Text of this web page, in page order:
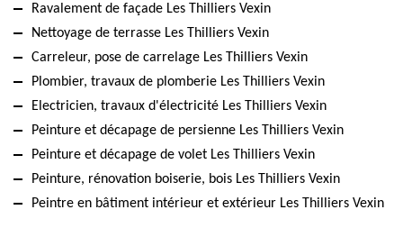
Ravalement de façade Les Thilliers Vexin
Nettoyage de terrasse Les Thilliers Vexin
Carreleur, pose de carrelage Les Thilliers Vexin
Plombier, travaux de plomberie Les Thilliers Vexin
Electricien, travaux d'électricité Les Thilliers Vexin
Peinture et décapage de persienne Les Thilliers Vexin
Peinture et décapage de volet Les Thilliers Vexin
Peinture, rénovation boiserie, bois Les Thilliers Vexin
Peintre en bâtiment intérieur et extérieur Les Thilliers Vexin